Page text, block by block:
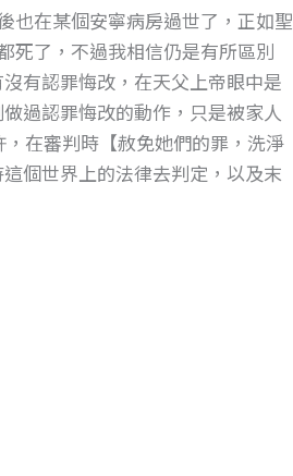
也在某個安寧病房過世了，正如聖
死了，不過我相信仍是有所區別
有認罪悔改，在天父上帝眼中是
過認罪悔改的動作，只是被家人
在審判時【赦免她們的罪，洗淨
個世界上的法律去判定，以及末